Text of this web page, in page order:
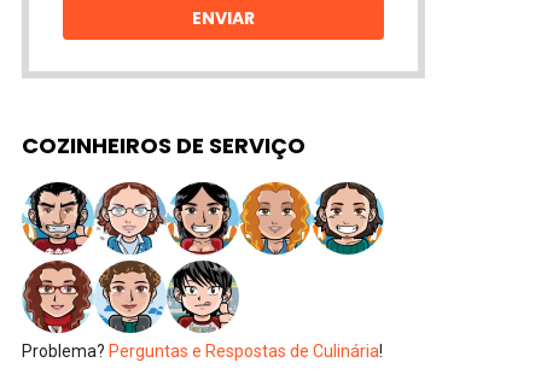
ENVIAR
COZINHEIROS DE SERVIÇO
Problema? Perguntas e Respostas de Culinária!